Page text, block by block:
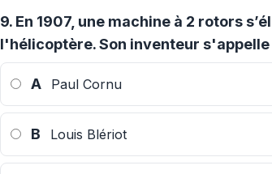
9. En 1907, une machine à 2 rotors
l'hélicoptère. Son inventeur s'appelle
A Paul Cornu
B Louis Blériot